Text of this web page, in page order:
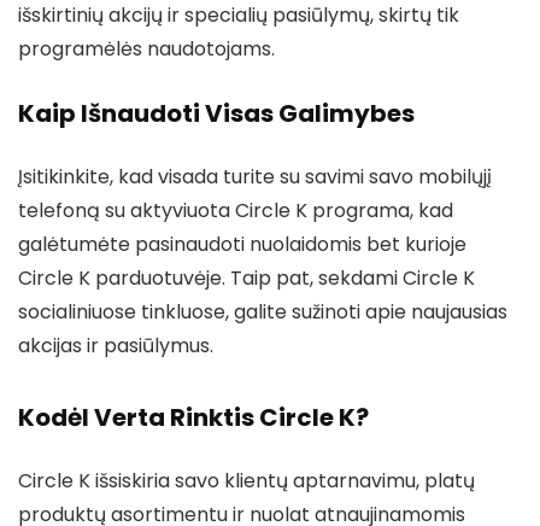
išskirtinių akcijų ir specialių pasiūlymų, skirtų tik
programėlės naudotojams.
Kaip Išnaudoti Visas Galimybes
Įsitikinkite, kad visada turite su savimi savo mobilųjį
telefoną su aktyviuota Circle K programa, kad
galėtumėte pasinaudoti nuolaidomis bet kurioje
Circle K parduotuvėje. Taip pat, sekdami Circle K
socialiniuose tinkluose, galite sužinoti apie naujausias
akcijas ir pasiūlymus.
Kodėl Verta Rinktis Circle K?
Circle K išsiskiria savo klientų aptarnavimu, platų
produktų asortimentu ir nuolat atnaujinamomis